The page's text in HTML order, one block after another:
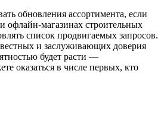
обновления ассортимента, если
офлайн-магазинах строительных
список продвигаемых запросов.
и заслуживающих доверия
будет расти —
оказаться в числе первых, кто